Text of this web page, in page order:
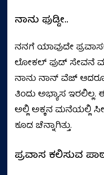
ನಾನು ಫುಡ್ಡೀ..
ನನಗೆ ಯಾವುದೇ
ಲೋಕಲ್‌ ಫುಡ್‌ ಸೇವನೆ
ನಾನು ನಾನ್‌ ವೆಜ್‌
ತಿಂದು ಅಭ್ಯಾಸ
ಅಲ್ಲಿ ಅಕ್ಕನ ಮನೆಯಲ್ಲಿ
ಕೂಡ ಚೆನ್ನಾಗಿತ್ತು.
ಪ್ರವಾಸ ಕಲಿಸುವ